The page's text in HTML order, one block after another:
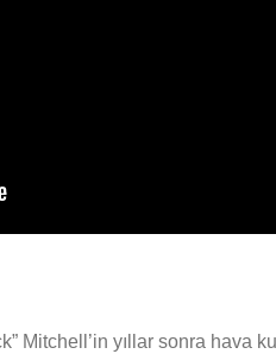
Mitchell’in yıllar sonra hava